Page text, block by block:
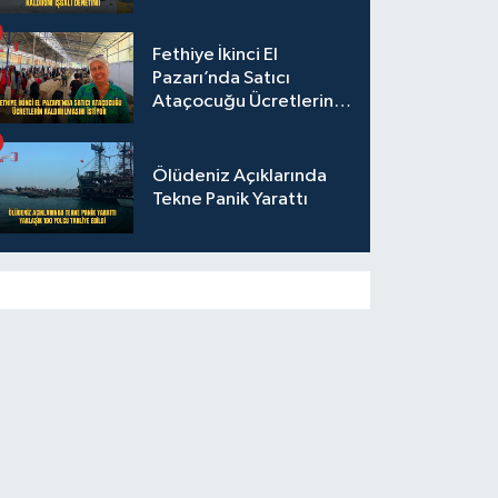
Fethiye İkinci El
Pazarı’nda Satıcı
Ataçocuğu Ücretlerin
Ölüdeniz Açıklarında
Tekne Panik Yarattı